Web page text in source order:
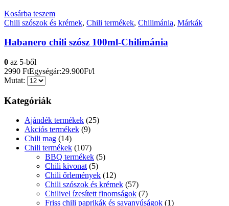
Kosárba teszem
Chili szószok és krémek, Chili termékek, Chilimánia, Márkák
Habanero chili szósz 100ml-Chilimánia
0 az 5-ből
2990 FtEgységár:29.900Ft/l
Mutat:
Kategóriák
Ajándék termékek (25)
Akciós termékek (9)
Chili mag (14)
Chili termékek (107)
BBQ termékek (5)
Chili kivonat (5)
Chili őrlemények (12)
Chili szószok és krémek (57)
Chilivel ízesített finomságok (7)
Friss chili paprikák és savanyúságok (1)